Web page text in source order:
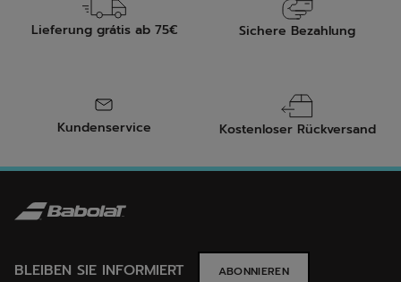
Lieferung grátis ab 75€ Sichere Bezahlung
Kundenservice Kostenloser Rückversand
BLEIBEN SIE INFORMIERT ABONNIEREN